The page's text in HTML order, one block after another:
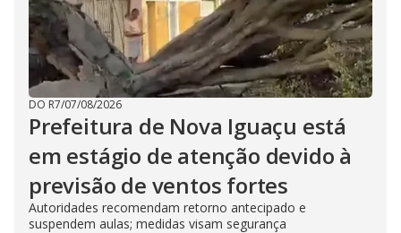
DO R7/07/08/2026
Prefeitura de Nova Iguaçu está
em estágio de atenção devido à
previsão de ventos fortes
Autoridades recomendam retorno antecipado e
suspendem aulas; medidas visam segurança